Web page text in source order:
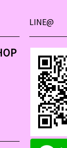
LINE@